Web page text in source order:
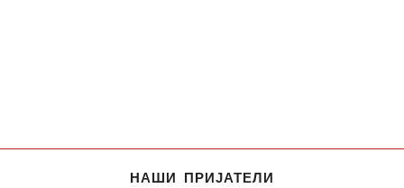
НАШИ ПРИЈАТЕЛИ